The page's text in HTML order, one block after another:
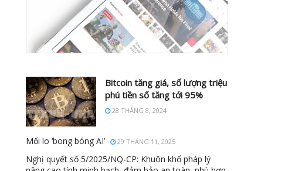
Bitcoin tăng giá, số lượng triệu
phú tiền số tăng tới 95%
28 THÁNG 8, 2024
Mối lo ‘bong bóng AI’ 29 THÁNG 11, 2025
Nghị quyết số 5/2025/NQ-CP: Khuôn khổ pháp lý